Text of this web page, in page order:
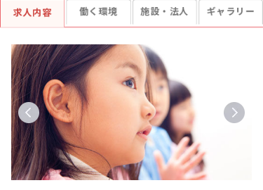
求人内容 働く環境 施設・法人 ギャラリー